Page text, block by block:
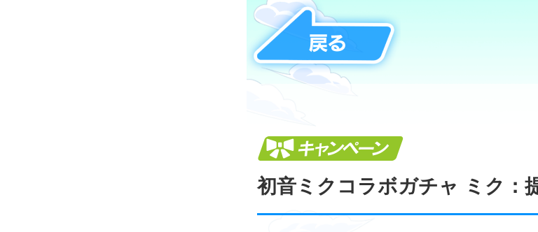
初音ミクコラボガチャ ミク：